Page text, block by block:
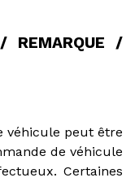
REMARQUE /
véhicule peut être
de véhicule
Certaines